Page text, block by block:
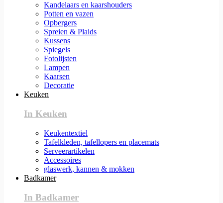
Kandelaars en kaarshouders
Potten en vazen
Opbergers
Spreien & Plaids
Kussens
Spiegels
Fotolijsten
Lampen
Kaarsen
Decoratie
Keuken
In Keuken
Keukentextiel
Tafelkleden, tafellopers en placemats
Serveerartikelen
Accessoires
glaswerk, kannen & mokken
Badkamer
In Badkamer